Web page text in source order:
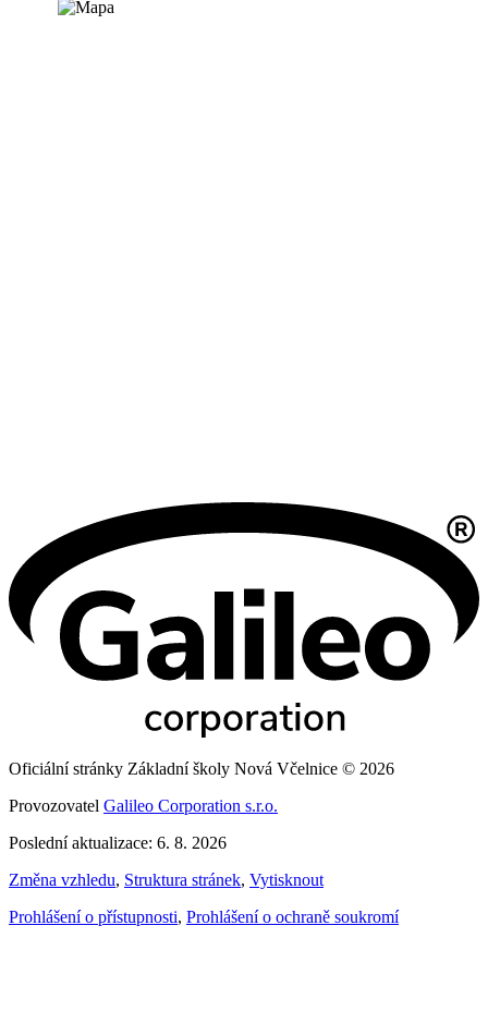
Oficiální stránky Základní školy Nová Včelnice © 2026
Provozovatel Galileo Corporation s.r.o.
Poslední aktualizace: 6. 8. 2026
Změna vzhledu, Struktura stránek, Vytisknout
Prohlášení o přístupnosti, Prohlášení o ochraně soukromí